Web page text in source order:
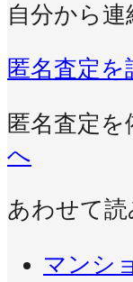
自分から連
匿名査定を
匿名査定
へ
あわせて
マンシ